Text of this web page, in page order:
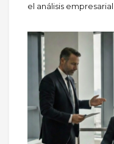
el análisis empresarial